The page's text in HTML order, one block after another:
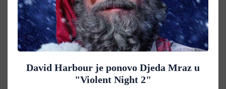
David Harbour je ponovo Djeda Mraz u
"Violent Night 2"